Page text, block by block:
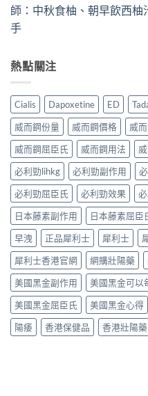
師：中秋食柚、朝早飲西
手
熱點關注
Cialis Dapoxetine ED
威而鋼份量
威而鋼價格 威
威而鋼屈臣氏
威而鋼用法
必利勁lihkg
必利勁副作用
必利勁屈臣氏
必利勁效果
日本藤素副作用
日本藤素屈臣
早洩
正品犀利士 犀利士
犀利士香港官網
網購壯陽藥
美國黑金副作用
美國黑金可以
美國黑金屈臣氏
美國黑金心得
陽痿
香港保健品 香港壯陽藥